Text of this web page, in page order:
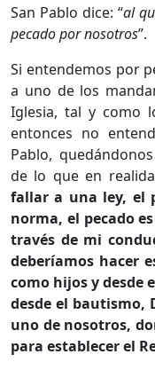
San Pablo dice: “al
pecado por nosotros”.
Si entendemos por
a uno de los
Iglesia, tal y como
entonces no
Pablo,
de lo que en
fallar a una ley, el
norma, el pecado
través de mi
deberíamos hacer
como hijos y desde
desde el bautismo,
uno de nosotros,
para establecer el